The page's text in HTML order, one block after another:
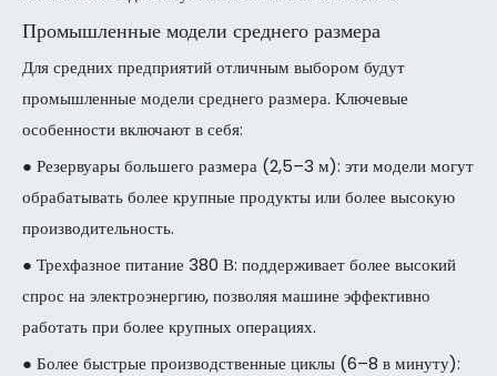
Промышленные модели среднего размера
Для средних предприятий отличным выбором будут
промышленные модели среднего размера. Ключевые
особенности включают в себя:
● Резервуары большего размера (2,5–3 м): эти модели могут
обрабатывать более крупные продукты или более высокую
производительность.
● Трехфазное питание 380 В: поддерживает более высокий
спрос на электроэнергию, позволяя машине эффективно
работать при более крупных операциях.
● Более быстрые производственные циклы (6–8 в минуту):